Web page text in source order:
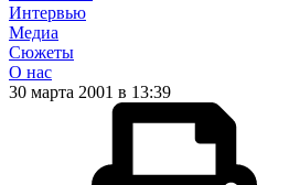
Интервью
Медиа
Сюжеты
О нас
30 марта 2001 в 13:39